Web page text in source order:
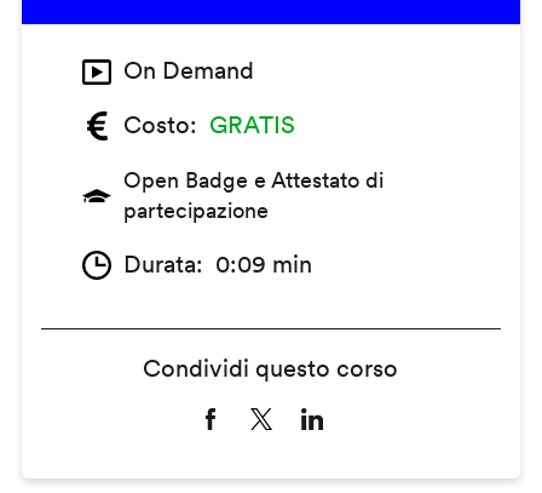
On Demand
Costo
GRATIS
Open Badge e Attestato di
partecipazione
Durata 0:09 min
Condividi questo corso